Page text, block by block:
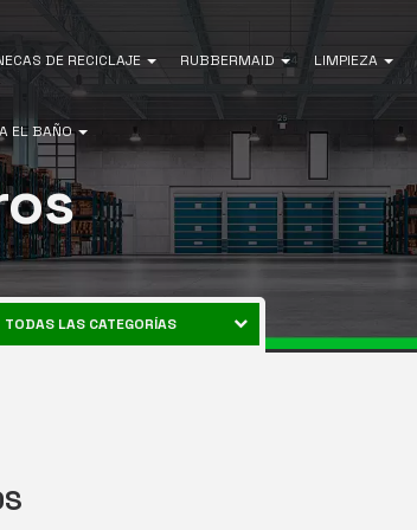
DE RECICLAJE RUBBERMAID LIMPIEZA
EL BAÑO
TODAS LAS CATEGORÍAS
MANEJO DE MATERIALES